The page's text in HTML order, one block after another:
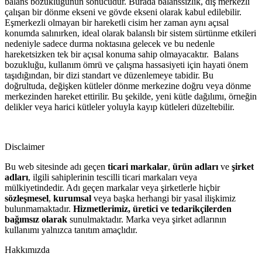
çalışan bir dönme ekseni ve gövde ekseni olarak kabul edilebilir.
Eşmerkezli olmayan bir hareketli cisim her zaman aynı açısal
konumda salınırken, ideal olarak balanslı bir sistem sürtünme etkileri
nedeniyle sadece durma noktasına gelecek ve bu nedenle
hareketsizken tek bir açısal konuma sahip olmayacaktır. Balans
bozukluğu, kullanım ömrü ve çalışma hassasiyeti için hayati önem
taşıdığından, bir dizi standart ve düzenlemeye tabidir. Bu
doğrultuda, değişken kütleler dönme merkezine doğru veya dönme
merkezinden hareket ettirilir. Bu şekilde, yeni kütle dağılımı, örneğin
delikler veya harici kütleler yoluyla kayıp kütleleri düzeltebilir.
Disclaimer
Bu web sitesinde adı geçen ticari markalar, ürün adları ve şirket
adları, ilgili sahiplerinin tescilli ticari markaları veya
mülkiyetindedir. Adı geçen markalar veya şirketlerle hiçbir
sözleşmesel, kurumsal veya başka herhangi bir yasal ilişkimiz
bulunmamaktadır. Hizmetlerimiz, üretici ve tedarikçilerden
bağımsız olarak sunulmaktadır. Marka veya şirket adlarının
kullanımı yalnızca tanıtım amaçlıdır.
Hakkımızda